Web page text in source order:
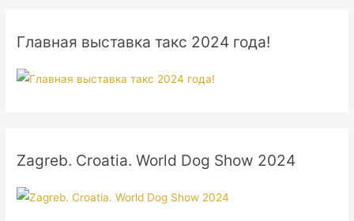
Главная выставка такс 2024 года!
Zagreb. Croatia. World Dog Show 2024